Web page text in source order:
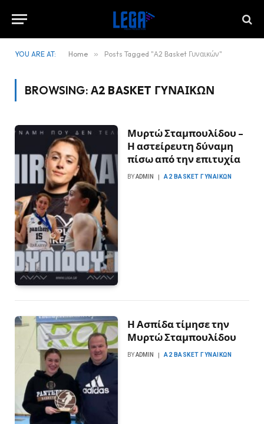
YOU ARE AT: Home » Posts Tagged "Α2 Basket Γυναικών"
BROWSING: Α2 BASKET ΓΥΝΑΙΚΏΝ
Μυρτώ Σταμπουλίδου –
Η αστείρευτη δύναμη
πίσω από την επιτυχία
BYADMIN Α2 BASKET ΓΥΝΑΙΚΏΝ
Η Ασπίδα τίμησε την
Μυρτώ Σταμπουλίδου
BYADMIN Α2 BASKET ΓΥΝΑΙΚΏΝ